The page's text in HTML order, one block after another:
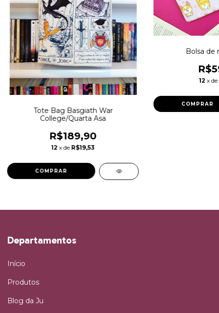
Tote Bag Basgiath War
College/Quarta Asa
R$189,90
12 x de R$19,53
Bolsa de
12 x de
Departamentos
Início
Produtos
Blog da Ju